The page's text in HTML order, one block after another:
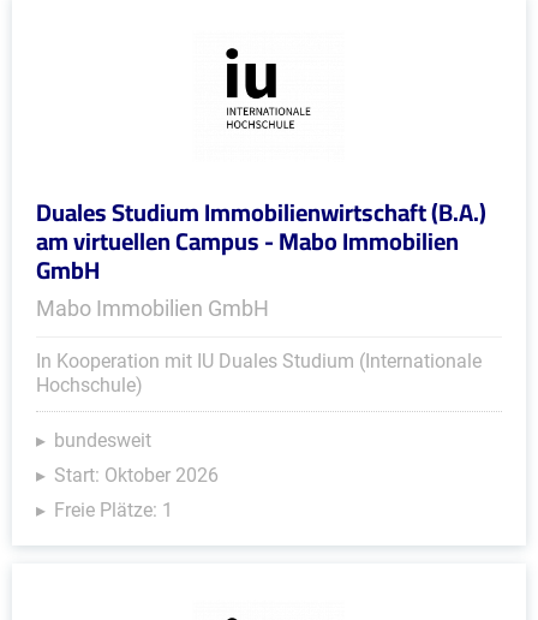
Duales Studium Immobilienwirtschaft (B.A.)
am virtuellen Campus - Mabo Immobilien
GmbH
Mabo Immobilien GmbH
In Kooperation mit IU Duales Studium (Internationale
Hochschule)
bundesweit
Start: Oktober 2026
Freie Plätze: 1